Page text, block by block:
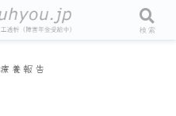
療養報告
検索